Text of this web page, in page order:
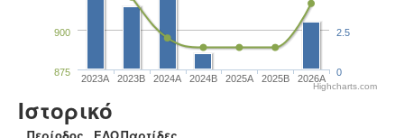
2023Α 2023B 2024A 2024B 2025A 2025B 2026A
900
875 0
2.5
Highcharts.com
Ιστορικό